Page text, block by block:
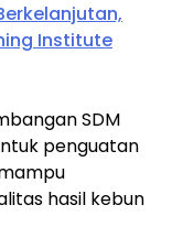
Institute
SDM
penguatan
hasil kebun